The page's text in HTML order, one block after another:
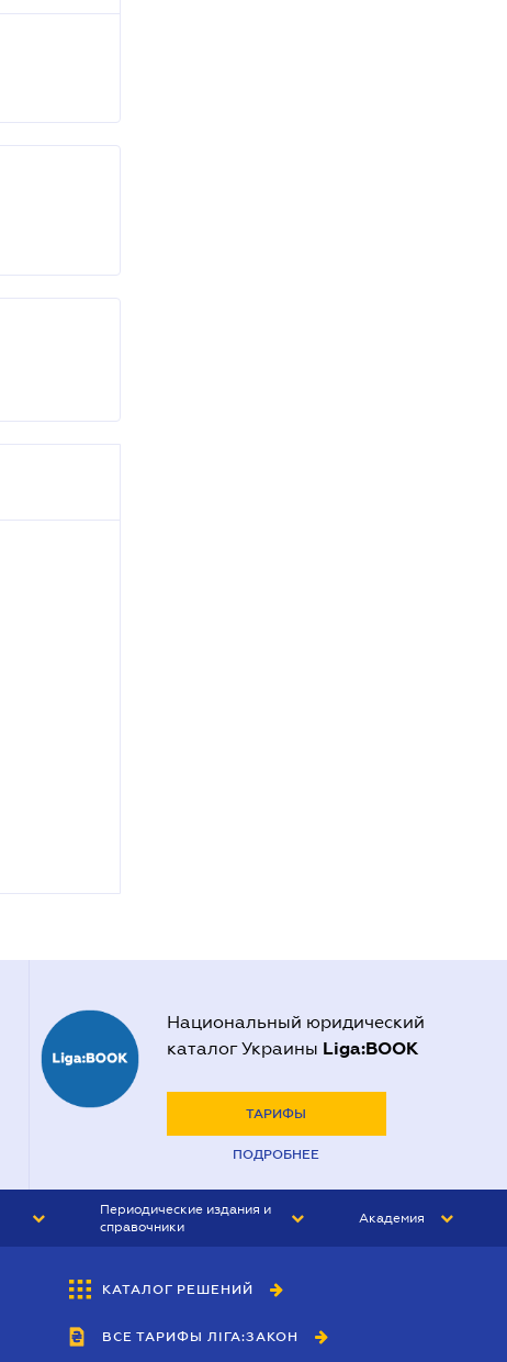
Национальный юридический
каталог Украины Liga:BOOK
ТАРИФЫ
ПОДРОБНЕЕ
Периодические издания и
справочники
БУХГАЛТЕР&ЗАКОН
ВЕСТНИК МСФО
Академия
КАТАЛОГ РЕШЕНИЙ
ВСЕ ТАРИФЫ ЛІГА:ЗАКОН